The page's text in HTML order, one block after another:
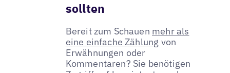
sollten
Bereit zum Schauen mehr als
eine einfache Zählung von
Erwähnungen oder
Kommentaren? Sie benötigen